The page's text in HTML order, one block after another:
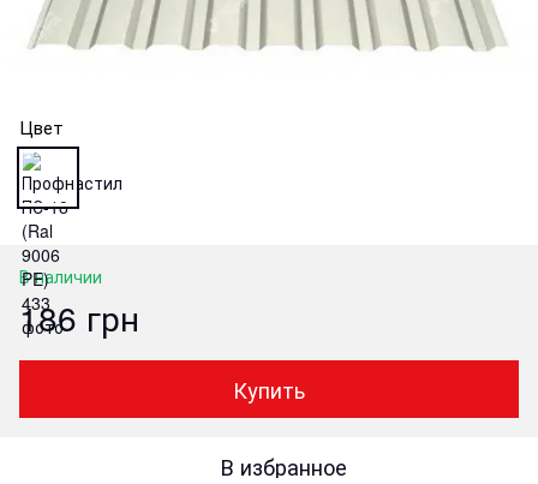
Цвет
В наличии
186 грн
Купить
В избранное